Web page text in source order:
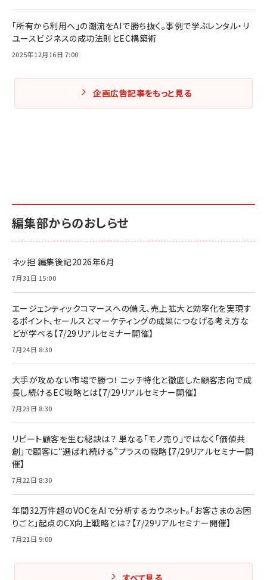
「所有から利用へ」の潮流をAIで勝ち抜く。事例で学ぶレンタル・リ
ユースビジネスの成功法則とEC構築術
2025年12月16日 7:00
企画広告記事をもっと見る
編集部からのおしらせ
ネッ担 編集後記2026年6月
7月31日 15:00
エージェンティックコマースへの備え、売上拡大と効率化を実現す
るポイント、セールスとマーケティングの成果につなげる考え方な
どが学べる【7/29リアルセミナー開催】
7月24日 8:30
大手が攻めない市場で勝つ！ ニッチ特化と徹底した顧客志向で成
長し続けるEC戦略とは【7/29リアルセミナー開催】
7月23日 8:30
リピート顧客を生む秘訣は？ 単なる「モノ売り」ではなく「価値共
創」で顧客に“選ばれ続ける”プラスの戦略【7/29リアルセミナー開
催】
7月22日 8:30
年間32万件超のVOCをAIで分析するカウネット。「お客さまのお困
りごと」起点のCX向上戦略とは？【7/29リアルセミナー開催】
7月21日 9:00